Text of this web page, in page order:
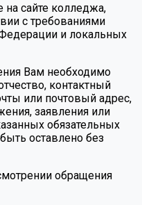
сайте колледжа,
с требованиями
и локальных
Вам необходимо
контактный
или почтовый адрес,
заявления или
обязательных
оставлено без
обращения